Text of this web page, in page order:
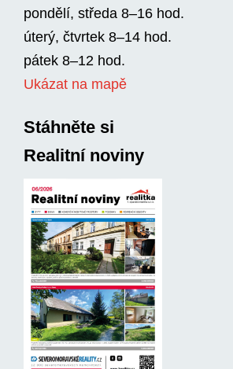
pondělí, středa 8–16 hod.
úterý, čtvrtek 8–14 hod.
pátek 8–12 hod.
Ukázat na mapě
Stáhněte si
Realitní noviny